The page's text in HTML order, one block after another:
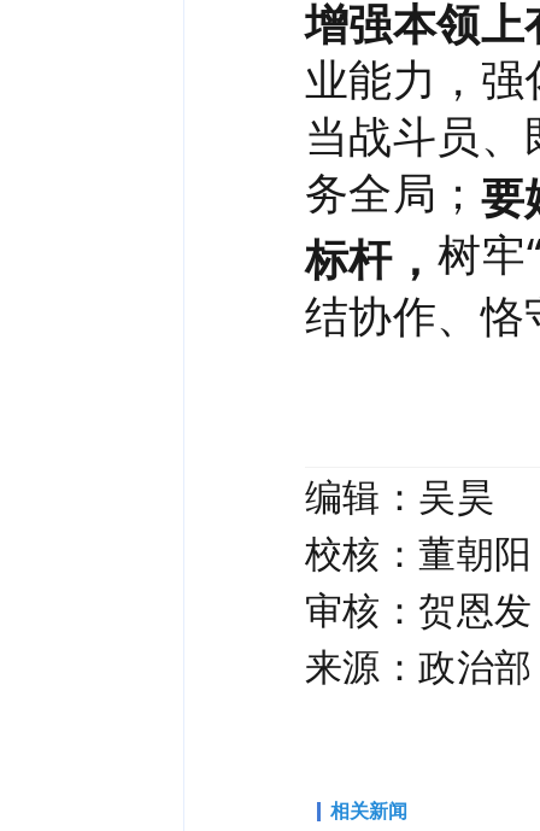
增强本领
业能力，
当战斗员
务全局； 要
标杆，树牢
结协作、
编辑：吴昊
校核：董朝阳
审核：贺恩发
来源：政治
相关新闻